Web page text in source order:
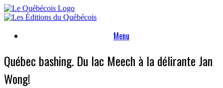
Skip
to
Menu
Québec bashing. Du lac Meech à la délirante Jan
Wong!